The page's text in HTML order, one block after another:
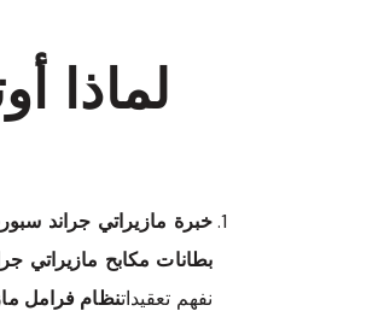
لماذا
خبرة مازيراتي جراند
بطانات مكابح مازيراتي
نفهم تعقيداتنظام فرامل